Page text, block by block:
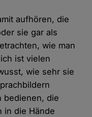
aufhören, die
sie gar als
wie man
ist vielen
wie sehr sie
bedienen, die
in die Hände